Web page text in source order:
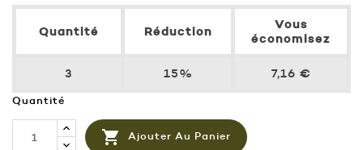
Quantité Réduction
Vous
économisez
3 15% 7,16 €
Quantité
 Ajouter Au Panier